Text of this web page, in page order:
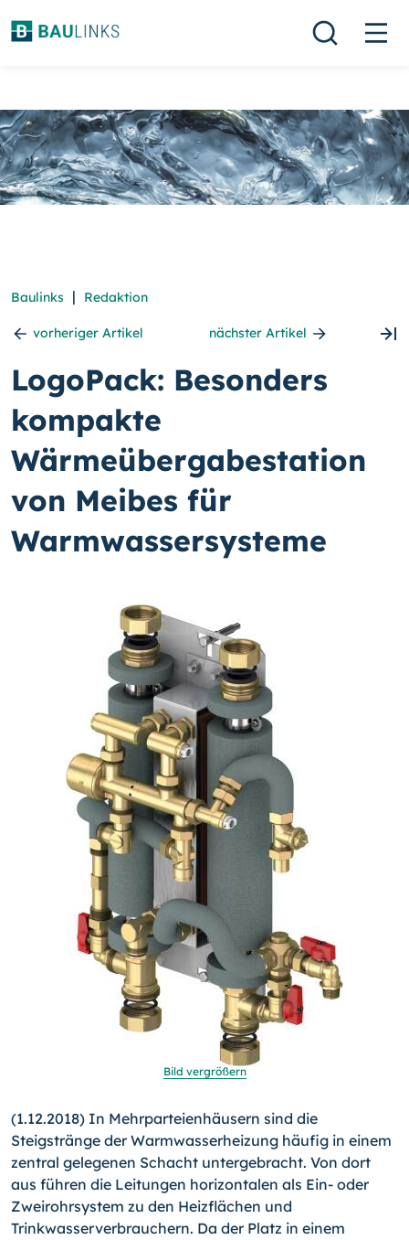
Baulinks | Redaktion
vorheriger Artikel nächster Artikel
LogoPack: Besonders
kompakte
Wärmeübergabestation
von Meibes für
Warmwassersysteme
Bild vergrößern
(1.12.2018) In Mehrparteienhäusern sind die
Steigstränge der Warmwasserheizung häufig in einem
zentral gelegenen Schacht untergebracht. Von dort
aus führen die Leitungen horizontalen als Ein- oder
Zweirohrsystem zu den Heizflächen und
Trinkwasserverbrauchern. Da der Platz in einem